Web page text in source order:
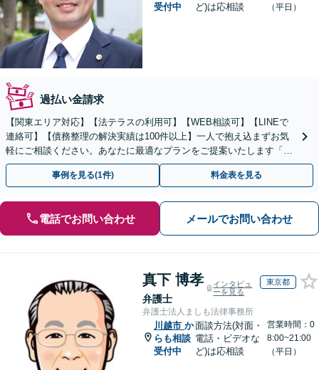
受付中
ど)は応相談
（平日）
過払い金請求
【関東エリア対応】【法テラスの利用可】【WEB相談可】【LINEで
連絡可】【債務整理の解決実績は100件以上】一人で抱え込まずお気
軽にご相談ください。あなたに最適なプランをご提案いたします「法
人破産にも強い弁護士」【休日・夜間対応】
事例を見る(1件) 料金表を見る
電話でお問い合わせ メールでお問い合わせ
真下 博孝
弁護士
インタビュ
ーを見る
東京都
弁護士法人ましも法律事務所
川越市 か
らも相談
受付中
面談方法(対面・
電話・ビデオな
ど)は応相談
営業時間：0
8:00~21:00
（平日）